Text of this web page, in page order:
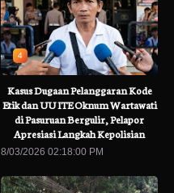
4
Kasus Dugaan Pelanggaran Kode
Etik dan UU ITE Oknum Wartawati
di Pasuruan Bergulir, Pelapor
Apresiasi Langkah Kepolisian
8/03/2026 02:18:00 PM